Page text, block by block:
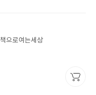
책으로여는세상